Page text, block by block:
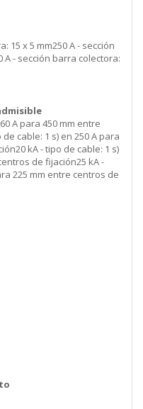
15 x 5 mm250 A - sección
A - sección barra colectora:
A para 450 mm entre
cable: 1 s) en 250 A para
kA - tipo de cable: 1 s)
de fijación25 kA -
225 mm entre centros de